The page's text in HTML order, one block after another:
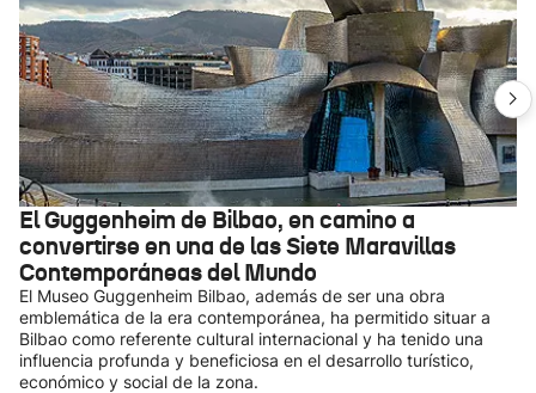
El Guggenheim de Bilbao, en camino a
convertirse en una de las Siete Maravillas
Contemporáneas del Mundo
El Museo Guggenheim Bilbao, además de ser una obra
emblemática de la era contemporánea, ha permitido situar a
Bilbao como referente cultural internacional y ha tenido una
influencia profunda y beneficiosa en el desarrollo turístico,
económico y social de la zona.